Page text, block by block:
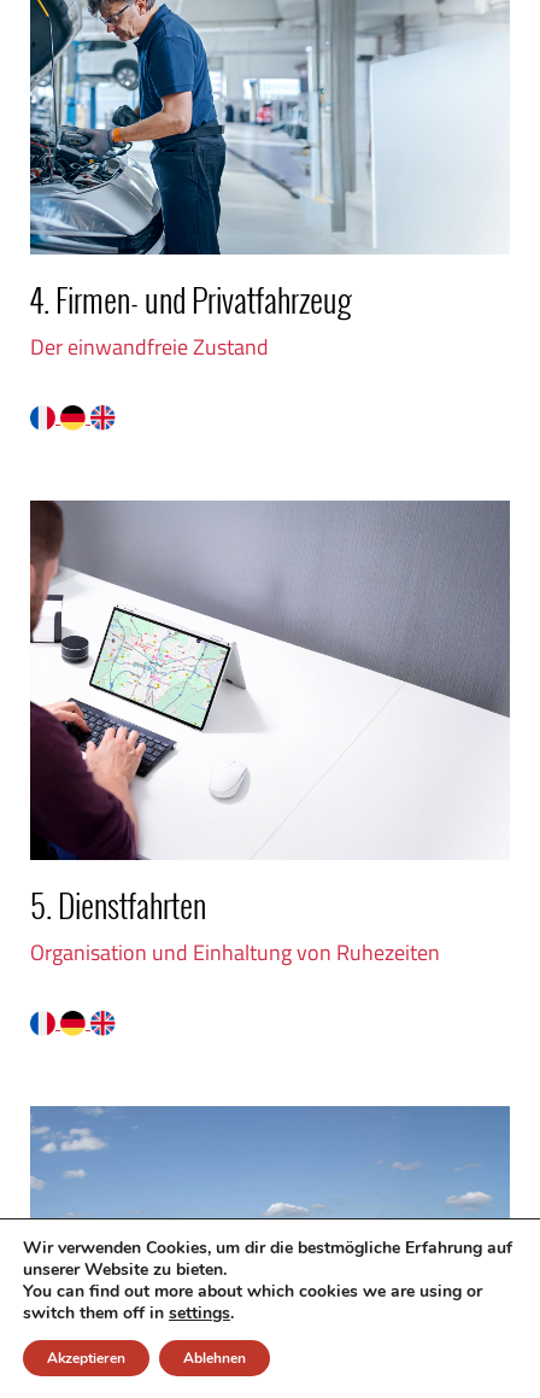
4. Firmen- und Privatfahrzeug
Der einwandfreie Zustand
5. Dienstfahrten
Organisation und Einhaltung von Ruhezeiten
Wir verwenden Cookies, um dir die bestmögliche Erfahrung auf
unserer Website zu bieten.
You can find out more about which cookies we are using or
switch them off in settings.
Akzeptieren Ablehnen